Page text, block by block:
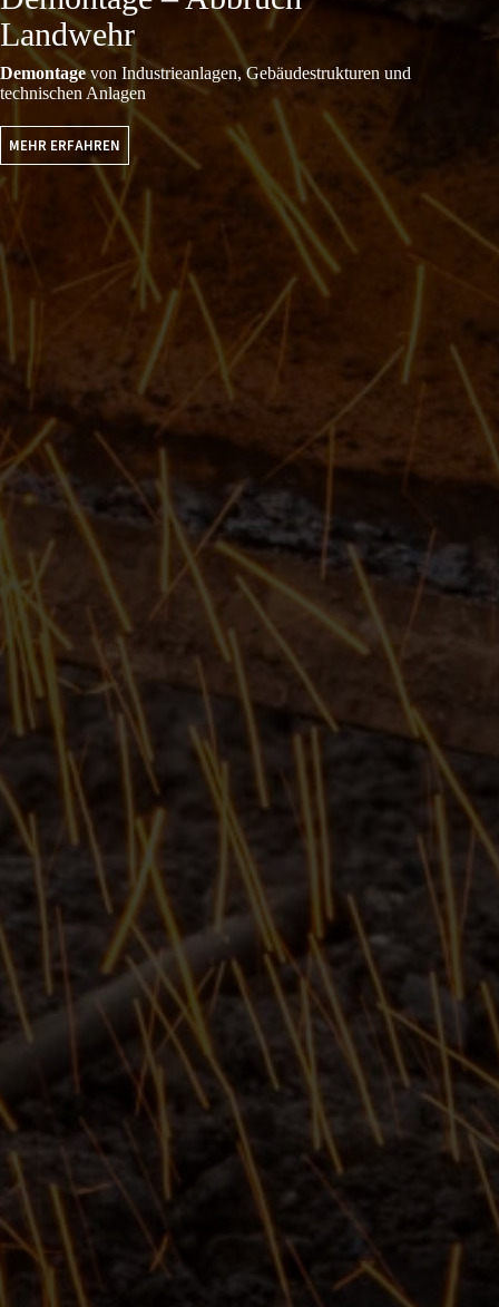
Landwehr
Demontagevon Industrieanlagen, Gebäudestrukturen und
technischen Anlagen
MEHR ERFAHREN